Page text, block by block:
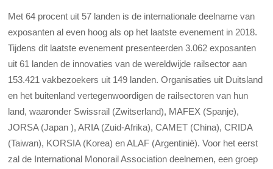
Met 64 procent uit 57 landen is de internationale deelname van
exposanten al even hoog als op het laatste evenement in 2018.
Tijdens dit laatste evenement presenteerden 3.062 exposanten
uit 61 landen de innovaties van de wereldwijde railsector aan
153.421 vakbezoekers uit 149 landen. Organisaties uit Duitsland
en het buitenland vertegenwoordigen de railsectoren van hun
land, waaronder Swissrail (Zwitserland), MAFEX (Spanje),
JORSA (Japan ), ARIA (Zuid-Afrika), CAMET (China), CRIDA
(Taiwan), KORSIA (Korea) en ALAF (Argentinië). Voor het eerst
zal de International Monorail Association deelnemen, een groep